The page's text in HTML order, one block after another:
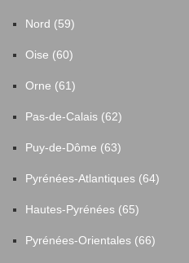
Nord (59)
Oise (60)
Orne (61)
Pas-de-Calais (62)
Puy-de-Dôme (63)
Pyrénées-Atlantiques (64)
Hautes-Pyrénées (65)
Pyrénées-Orientales (66)